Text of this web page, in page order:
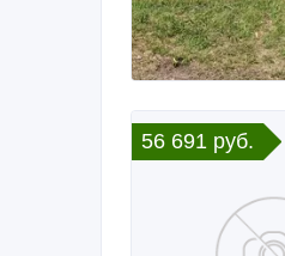
56 691 руб.